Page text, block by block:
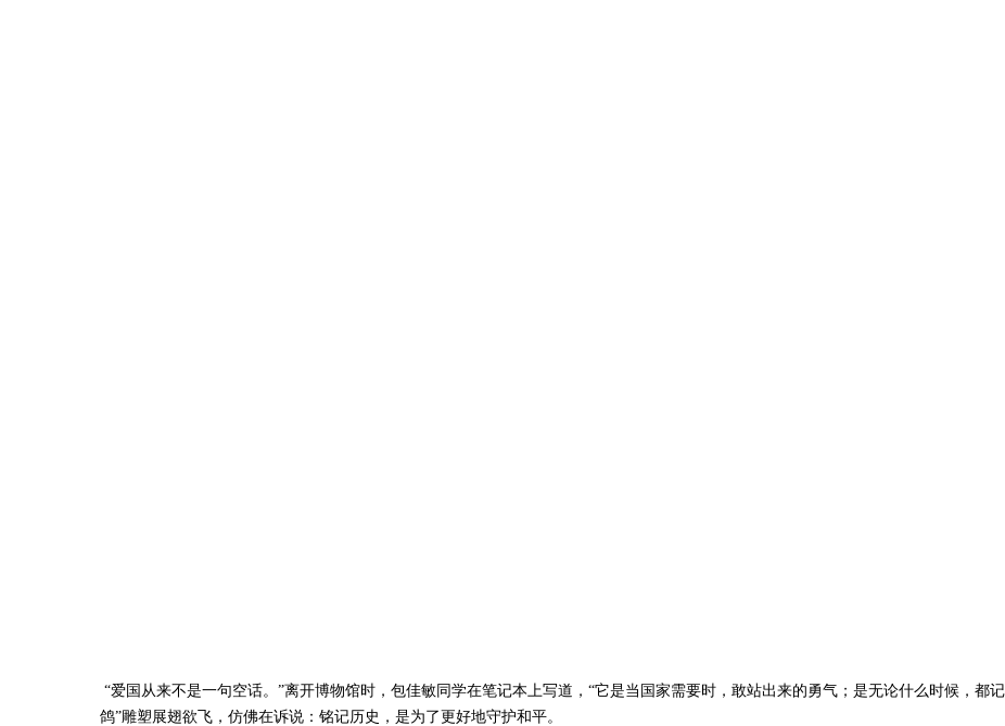
“爱国从来不是一句空话。”离开博物馆时，包佳敏同学在笔记本上写道，“它是当国家需要时，敢站出来的勇气；是无论什么时候，都
鸽”雕塑展翅欲飞，仿佛在诉说：铭记历史，是为了更好地守护和平。